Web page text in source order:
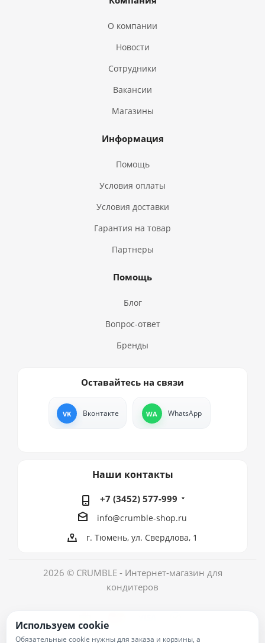
О компании
Новости
Сотрудники
Вакансии
Магазины
Информация
Помощь
Условия оплаты
Условия доставки
Гарантия на товар
Партнеры
Помощь
Блог
Вопрос-ответ
Бренды
Оставайтесь на связи
Вконтакте WhatsApp
Наши контакты
+7 (3452) 577-999
info@crumble-shop.ru
г. Тюмень, ул. Свердлова, 1
2026 © CRUMBLE - Интернет-магазин для
кондитеров
Используем cookie
Обязательные cookie нужны для заказа и корзины, а